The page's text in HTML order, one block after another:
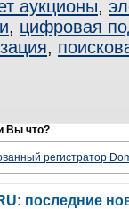
аукционы,
, цифровая
,
Вы что?
регистратор
последние